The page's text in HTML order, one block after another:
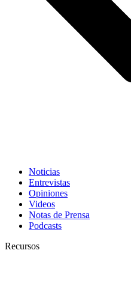
Noticias
Entrevistas
Opiniones
Videos
Notas de Prensa
Podcasts
Recursos